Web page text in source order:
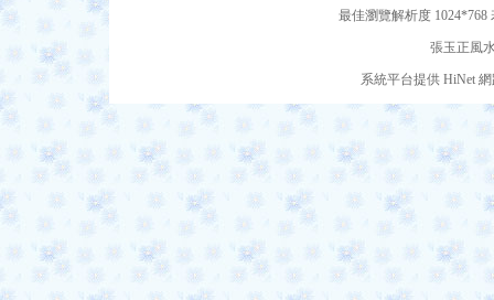
最佳瀏覽解析度
張玉正風
系統平台提供 HiNet